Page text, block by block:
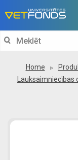
Search
Home
Lauksaimniecības